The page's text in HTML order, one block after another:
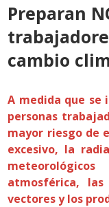
Preparan
cambio
A medida que se
personas
mayor riesgo de
excesivo, la
atmosférica,
vectores y los